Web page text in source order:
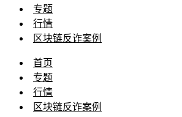
专题
行情
区块链反诈案例
首页
专题
行情
区块链反诈案例